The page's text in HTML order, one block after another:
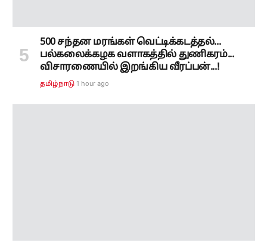
500 சந்தன மரங்கள் வெட்டிக்கடத்தல்...
பல்கலைக்கழக வளாகத்தில் துணிகரம்...
விசாரணையில் இறங்கிய வீரப்பன்...!
தமிழ்நாடு 1 hour ago